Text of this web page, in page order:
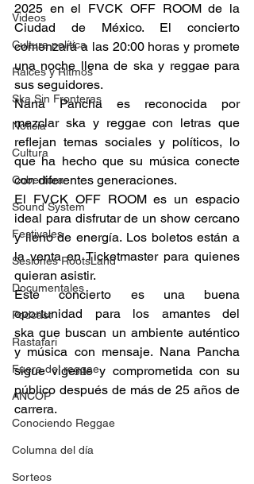
Videos
Cultura política
Raíces y Ritmos
Ska Sin Fronteras
Noticia
Cultura
Cobertura
Sound System
Festivales
Sesiones RootsLand
Documentales
Podcast
Rastafari
Fuera del reggae
ANCOP
Conociendo Reggae
Columna del día
Sorteos
2025 en el FVCK OFF ROOM de la
Ciudad de México. El concierto
comenzará a las 20:00 horas y promete
una noche llena de ska y reggae para
sus seguidores.
Nana Pancha es reconocida por
mezclar ska y reggae con letras que
reflejan temas sociales y políticos, lo
que ha hecho que su música conecte
con diferentes generaciones.
El FVCK OFF ROOM es un espacio
ideal para disfrutar de un show cercano
y lleno de energía. Los boletos están a
la venta en Ticketmaster para quienes
quieran asistir.
Este concierto es una buena
oportunidad para los amantes del
ska que buscan un ambiente auténtico
y música con mensaje. Nana Pancha
sigue vigente y comprometida con su
público después de más de 25 años de
carrera.